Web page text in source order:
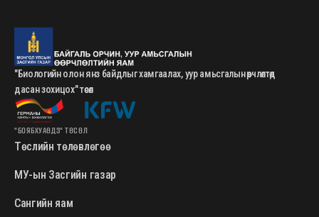
"Биологийн олон янз байдлыг хамгаалах, уур амьсгалын өөрчлөлтөд
дасан зохицох" төсөл
"БОЯБХУАӨДЗ" ТӨСӨЛ
Төслийн төлөвлөгөө
МУ-ын Засгийн газар
Сангийн яам